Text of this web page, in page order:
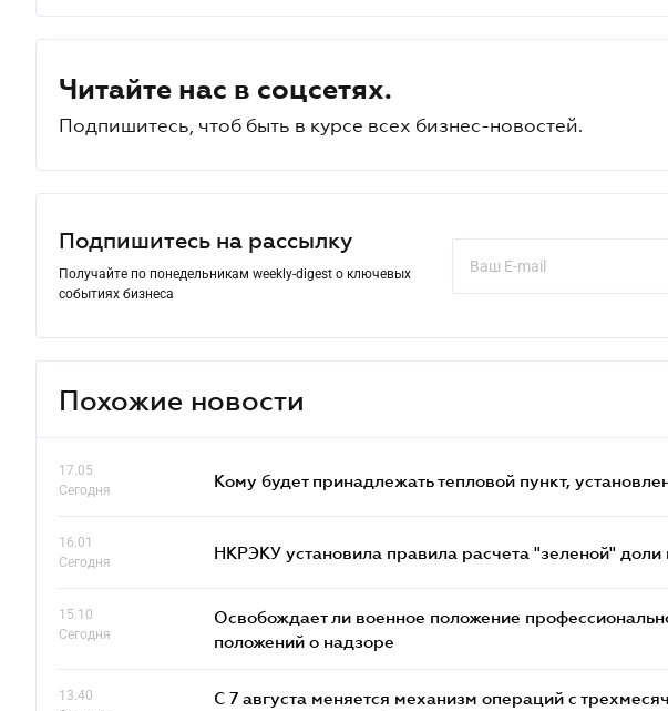
Читайте нас в соцсетях.
Подпишитесь, чтоб быть в курсе всех бизнес-новостей.
Подпишитесь на рассылку
Получайте по понедельникам weekly-digest о ключевых
событиях бизнеса
Похожие новости
17.05
Сегодня
Кому будет принадлежать тепловой пункт,
16.01
Сегодня
НКРЭКУ установила правила расчета "зеленой" доли
15.10
Сегодня
Освобождает ли военное положение
положений о надзоре
13.40
С 7 августа меняется механизм операций с